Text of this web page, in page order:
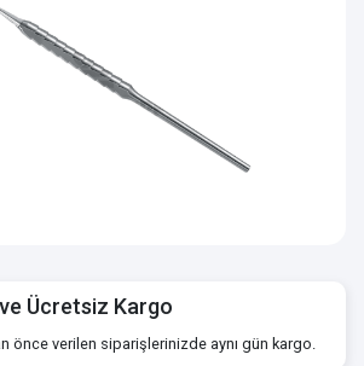
ve Ücretsiz Kargo
önce verilen siparişlerinizde aynı gün kargo.